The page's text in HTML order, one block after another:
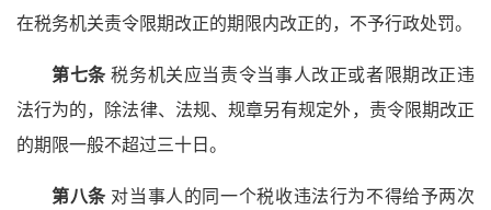
在税务机关责令限期改正的期限内改正的，不予行政处罚。
第七条 税务机关应当责令当事人改正或者限期改正违
法行为的，除法律、法规、规章另有规定外，责令限期改正
的期限一般不超过三十日。
第八条 对当事人的同一个税收违法行为不得给予两次